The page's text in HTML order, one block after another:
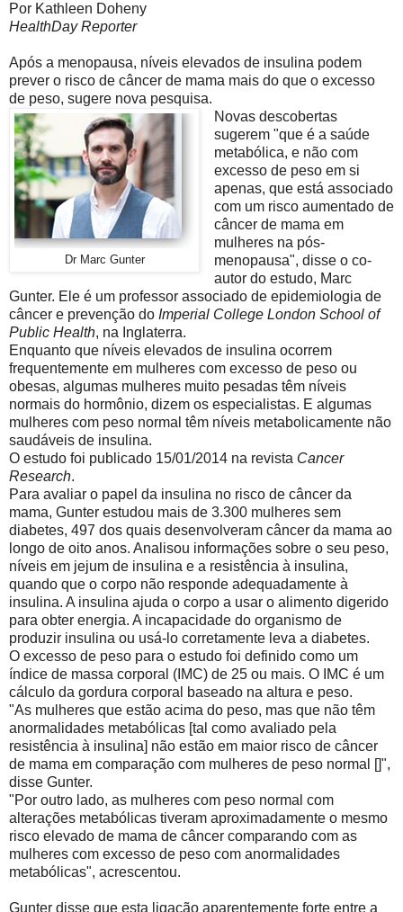
Por Kathleen Doheny
HealthDay Reporter
Após a menopausa, níveis elevados de insulina podem
prever o risco de câncer de mama mais do que o excesso
de peso, sugere nova pesquisa.
Dr Marc Gunter
Novas descobertas
sugerem "que é a saúde
metabólica, e não com
excesso de peso em si
apenas, que está associado
com um risco aumentado de
câncer de mama em
mulheres na pós-
menopausa", disse o co-
autor do estudo, Marc
Gunter. Ele é um professor associado de epidemiologia de
câncer e prevenção do Imperial College London School of
Public Health, na Inglaterra.
Enquanto que níveis elevados de insulina ocorrem
frequentemente em mulheres com excesso de peso ou
obesas, algumas mulheres muito pesadas têm níveis
normais do hormônio, dizem os especialistas. E algumas
mulheres com peso normal têm níveis metabolicamente não
saudáveis de insulina.
O estudo foi publicado 15/01/2014 na revista Cancer
Research.
Para avaliar o papel da insulina no risco de câncer da
mama, Gunter estudou mais de 3.300 mulheres sem
diabetes, 497 dos quais desenvolveram câncer da mama ao
longo de oito anos. Analisou informações sobre o seu peso,
níveis em jejum de insulina e a resistência à insulina,
quando que o corpo não responde adequadamente à
insulina. A insulina ajuda o corpo a usar o alimento digerido
para obter energia. A incapacidade do organismo de
produzir insulina ou usá-lo corretamente leva a diabetes.
O excesso de peso para o estudo foi definido como um
índice de massa corporal (IMC) de 25 ou mais. O IMC é um
cálculo da gordura corporal baseado na altura e peso.
"As mulheres que estão acima do peso, mas que não têm
anormalidades metabólicas [tal como avaliado pela
resistência à insulina] não estão em maior risco de câncer
de mama em comparação com mulheres de peso normal []",
disse Gunter.
"Por outro lado, as mulheres com peso normal com
alterações metabólicas tiveram aproximadamente o mesmo
risco elevado de mama de câncer comparando com as
mulheres com excesso de peso com anormalidades
metabólicas", acrescentou.
Gunter disse que esta ligação aparentemente forte entre a